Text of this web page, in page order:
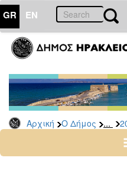
GR EN
Αρχική Ο Δήμος ...
ΔΗΜΟΣ
Δελτία
Τύπου
Αρχείο
2026
2024